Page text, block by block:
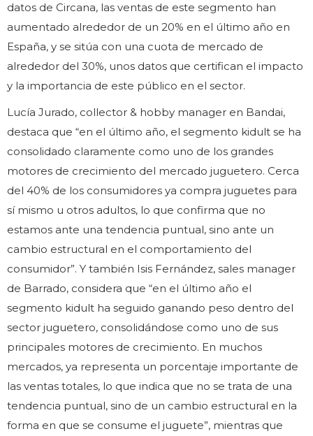
datos de Circana, las ventas de este segmento han
aumentado alrededor de un 20% en el último año en
España, y se sitúa con una cuota de mercado de
alrededor del 30%, unos datos que certifican el impacto
y la importancia de este público en el sector.
Lucía Jurado, collector & hobby manager en Bandai,
destaca que “en el último año, el segmento kidult se ha
consolidado claramente como uno de los grandes
motores de crecimiento del mercado juguetero. Cerca
del 40% de los consumidores ya compra juguetes para
sí mismo u otros adultos, lo que confirma que no
estamos ante una tendencia puntual, sino ante un
cambio estructural en el comportamiento del
consumidor”. Y también Isis Fernández, sales manager
de Barrado, considera que “en el último año el
segmento kidult ha seguido ganando peso dentro del
sector juguetero, consolidándose como uno de sus
principales motores de crecimiento. En muchos
mercados, ya representa un porcentaje importante de
las ventas totales, lo que indica que no se trata de una
tendencia puntual, sino de un cambio estructural en la
forma en que se consume el juguete”, mientras que